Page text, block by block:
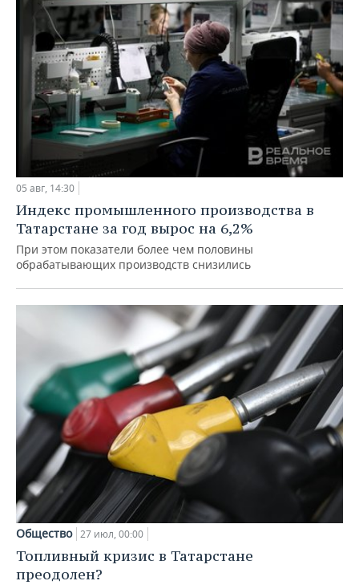
05 авг, 14:30
Индекс промышленного производства в
Татарстане за год вырос на 6,2%
При этом показатели более чем половины
обрабатывающих производств снизились
Общество 27 июл, 00:00
Топливный кризис в Татарстане
преодолен?